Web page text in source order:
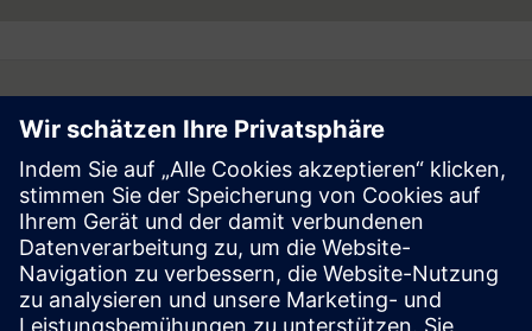
Follow
Press | Company | Siemens